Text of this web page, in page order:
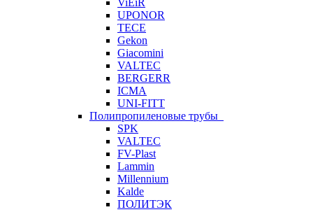
ViEiR
UPONOR
TECE
Gekon
Giacomini
VALTEC
BERGERR
ICMA
UNI-FITT
Полипропиленовые трубы
SPK
VALTEC
FV-Plast
Lammin
Millennium
Kalde
ПОЛИТЭК